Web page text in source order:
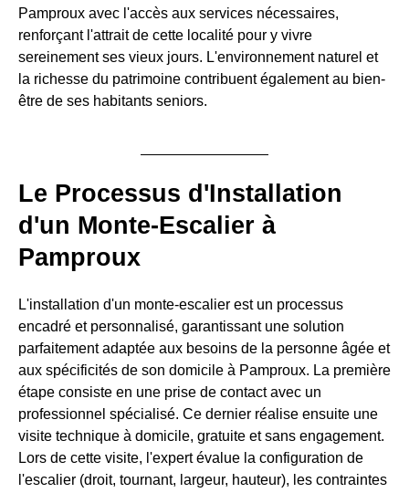
Pamproux avec l'accès aux services nécessaires,
renforçant l'attrait de cette localité pour y vivre
sereinement ses vieux jours. L'environnement naturel et
la richesse du patrimoine contribuent également au bien-
être de ses habitants seniors.
Le Processus d'Installation
d'un Monte-Escalier à
Pamproux
L'installation d'un monte-escalier est un processus
encadré et personnalisé, garantissant une solution
parfaitement adaptée aux besoins de la personne âgée et
aux spécificités de son domicile à Pamproux. La première
étape consiste en une prise de contact avec un
professionnel spécialisé. Ce dernier réalise ensuite une
visite technique à domicile, gratuite et sans engagement.
Lors de cette visite, l'expert évalue la configuration de
l'escalier (droit, tournant, largeur, hauteur), les contraintes